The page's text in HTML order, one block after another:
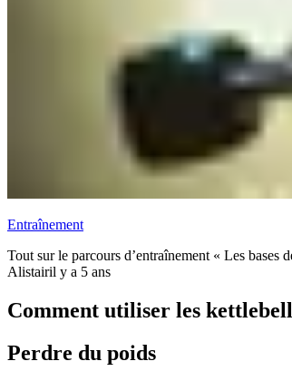
Entraînement
Tout sur le parcours d’entraînement « Les bases
Alistairil y a 5 ans
Comment utiliser les
Perdre du poids